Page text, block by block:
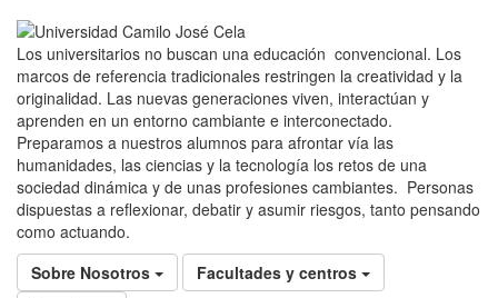
Los universitarios no buscan una educación convencional. Los
marcos de referencia tradicionales restringen la creatividad y la
originalidad. Las nuevas generaciones viven, interactúan y
aprenden en un entorno cambiante e interconectado.
Preparamos a nuestros alumnos para afrontar vía las
humanidades, las ciencias y la tecnología los retos de una
sociedad dinámica y de unas profesiones cambiantes. Personas
dispuestas a reflexionar, debatir y asumir riesgos, tanto pensando
como actuando.
Sobre Nosotros
Facultades y centros